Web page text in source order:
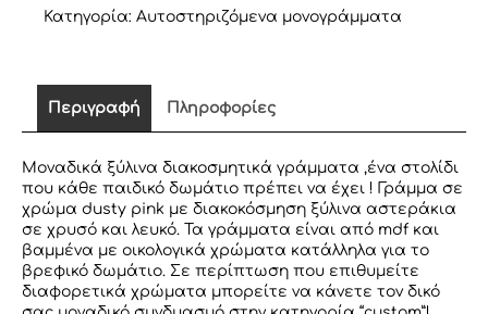
ΧΡΩΜΑ
DUSTY
Κατηγορία: Αυτοστηριζόμενα μονογράμματα
Περιγραφή Πληροφορίες
Μοναδικά ξύλινα διακοσμητικά γράμματα ,ένα στολίδι
που κάθε παιδικό δωμάτιο πρέπει να έχει ! Γράμμα σε
χρώμα dusty pink με διακοκόσμηση ξύλινα αστεράκια
σε χρυσό και λευκό. Τα γράμματα είναι από mdf και
βαμμένα με οικολογικά χρώματα κατάλληλα για το
βρεφικό δωμάτιο. Σε περίπτωση που επιθυμείτε
διαφορετικά χρώματα μπορείτε να κάνετε τον δικό